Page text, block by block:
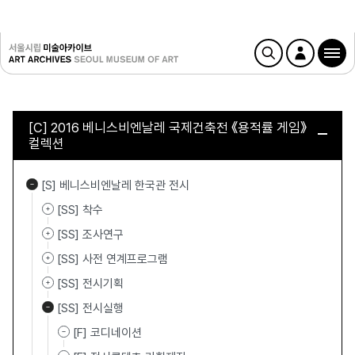
[C] 2016 베니스비엔날레 국제건축전 《용적률 게임》
컬렉션
[S] 베니스비엔날레 한국관 전시
[SS] 착수
[SS] 조사연구
[SS] 사전 연계프로그램
[SS] 전시기획
[SS] 전시실행
[F] 코디네이션